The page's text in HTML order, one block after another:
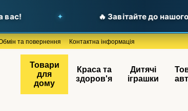
🔥 Завітайте до нашого
та повернення Контактна інформація
Товари
для
дому
Краса та
здоров'я
Дитячі
іграшки